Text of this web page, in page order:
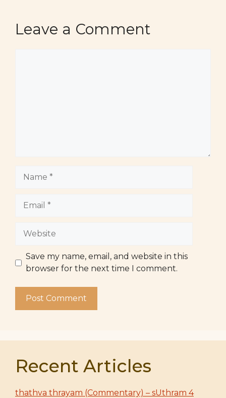
Leave a Comment
Website
Save my name, email, and website in this
browser for the next time I comment.
Recent Articles
thathva thrayam (Commentary) – sUthram 4